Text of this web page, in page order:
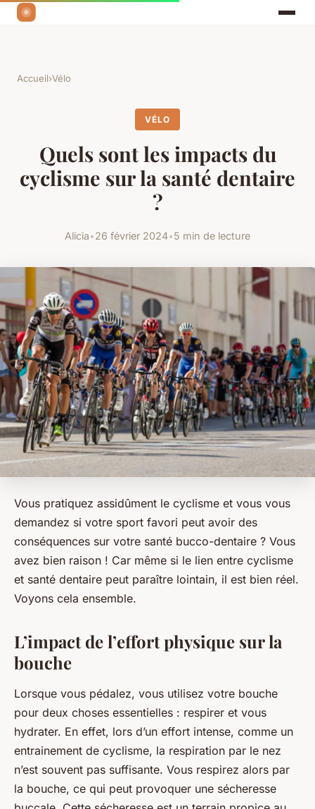
Accueil›Vélo
VÉLO
Quels sont les impacts du
cyclisme sur la santé dentaire
?
Alicia•26 février 2024•5 min de lecture
Vous pratiquez assidûment le cyclisme et vous vous
demandez si votre sport favori peut avoir des
conséquences sur votre santé bucco-dentaire ? Vous
avez bien raison ! Car même si le lien entre cyclisme
et santé dentaire peut paraître lointain, il est bien réel.
Voyons cela ensemble.
L’impact de l’effort physique sur la
bouche
Lorsque vous pédalez, vous utilisez votre bouche
pour deux choses essentielles : respirer et vous
hydrater. En effet, lors d’un effort intense, comme un
entrainement de cyclisme, la respiration par le nez
n’est souvent pas suffisante. Vous respirez alors par
la bouche, ce qui peut provoquer une sécheresse